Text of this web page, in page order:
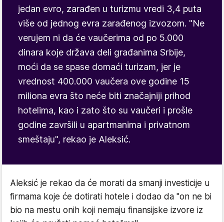
jedan evro, zarađen u turizmu vredi 3,4 puta
više od jednog evra zarađenog izvozom. "Ne
verujem ni da će vaučerima od po 5.000
dinara koje država deli građanima Srbije,
moći da se spase domaći turizam, jer je
vrednost 400.000 vaučera ove godine 15
miliona evra što neće biti značajniji prihod
hotelima, kao i zato što su vaučeri i prošle
godine završili u apartmanima i privatnom
smeštaju", rekao je Aleksić.
Aleksić je rekao da će morati da smanji investicije u
firmama koje će dotirati hotele i dodao da "on ne bi
bio na mestu onih koji nemaju finansijske izvore iz